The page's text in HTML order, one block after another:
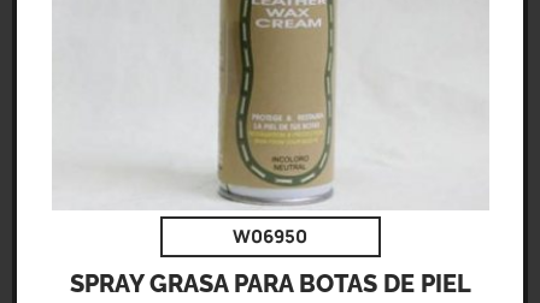
W06950
SPRAY GRASA PARA BOTAS DE PIEL